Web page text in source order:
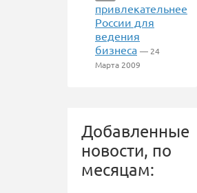
привлекательнее
России для
ведения
бизнеса — 24
Марта 2009
Добавленные
новости, по
месяцам: